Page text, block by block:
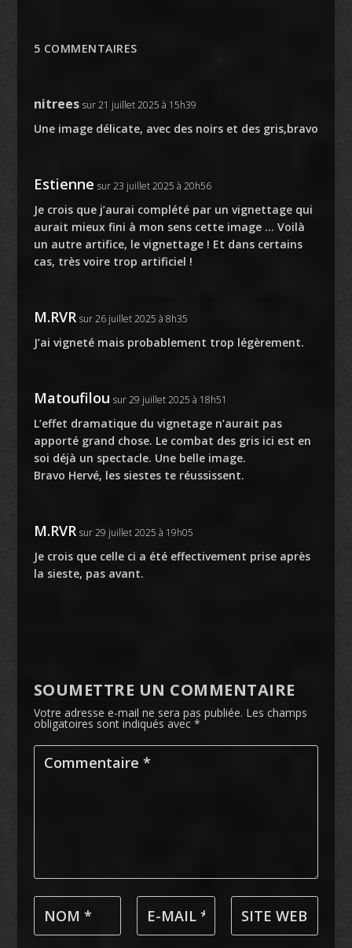
5 COMMENTAIRES
nitrees sur 21 juillet 2025 à 15h39
Une image délicate, avec des noirs et des gris,bravo
Estienne sur 23 juillet 2025 à 20h56
Je crois que j’aurai complété par un vignettage qui
aurait mieux fini à mon sens cette image … Voilà
un autre artifice, le vignettage ! Et dans certains
cas, très voire trop artificiel !
M.RVR sur 26 juillet 2025 à 8h35
J’ai vigneté mais probablement trop légèrement.
Matoufilou sur 29 juillet 2025 à 18h51
L’effet dramatique du vignetage n’aurait pas
apporté grand chose. Le combat des gris ici est en
soi déjà un spectacle. Une belle image.
Bravo Hervé, les siestes te réussissent.
M.RVR sur 29 juillet 2025 à 19h05
Je crois que celle ci a été effectivement prise après
la sieste, pas avant.
SOUMETTRE UN COMMENTAIRE
Votre adresse e-mail ne sera pas publiée. Les champs
obligatoires sont indiqués avec *